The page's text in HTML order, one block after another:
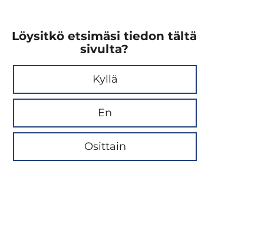
Löysitkö etsimäsi tiedon tältä
sivulta?
Kyllä
En
Osittain